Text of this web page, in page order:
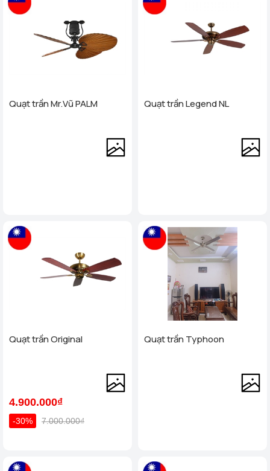
Quạt trần Mr.Vũ PALM Quạt trần Legend NL
Quạt trần Original
4.900.000₫
-30% 7.000.000₫
Quạt trần Typhoon